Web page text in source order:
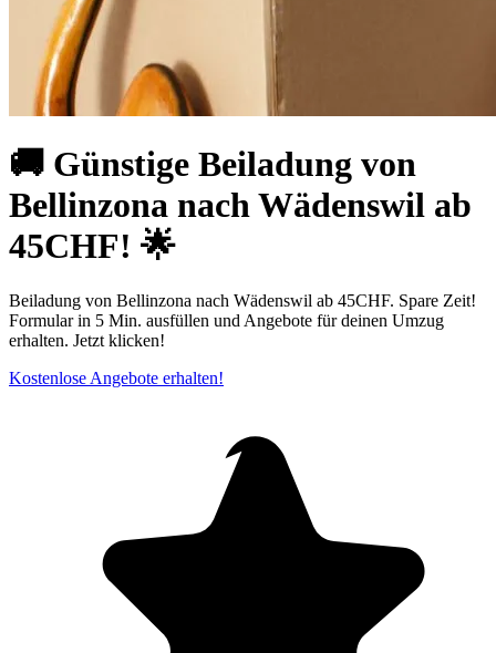
🚚 Günstige Beiladung von
Bellinzona nach Wädenswil ab
45CHF! 🌟
Beiladung von Bellinzona nach Wädenswil ab 45CHF. Spare Zeit!
Formular in 5 Min. ausfüllen und Angebote für deinen Umzug
erhalten. Jetzt klicken!
Kostenlose Angebote erhalten!